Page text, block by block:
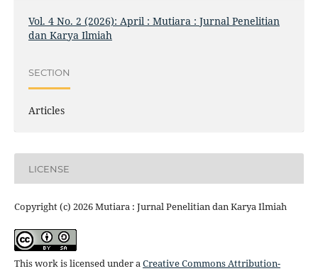
Vol. 4 No. 2 (2026): April : Mutiara : Jurnal Penelitian
dan Karya Ilmiah
SECTION
Articles
LICENSE
Copyright (c) 2026 Mutiara : Jurnal Penelitian dan Karya Ilmiah
This work is licensed under aCreative Commons Attribution-